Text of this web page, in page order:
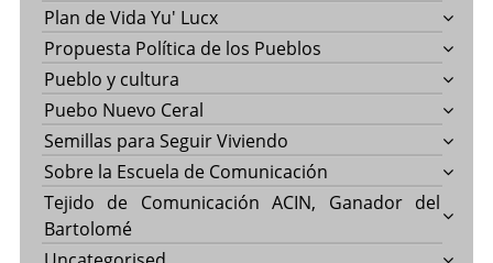
Plan de Vida Yu' Lucx
Propuesta Política de los Pueblos
Pueblo y cultura
Puebo Nuevo Ceral
Semillas para Seguir Viviendo
Sobre la Escuela de Comunicación
Tejido de Comunicación ACIN, Ganador del
Bartolomé